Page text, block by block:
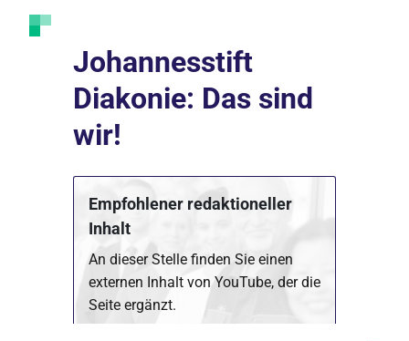
Johannesstift
Diakonie: Das sind
wir!
Empfohlener redaktioneller
Inhalt
An dieser Stelle finden Sie einen
externen Inhalt von YouTube, der die
Seite ergänzt.